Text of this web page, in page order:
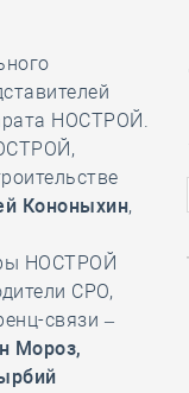
НОСТРОЙ.
Кононыхин,
НОСТРОЙ
СРО,
связи –
Мороз,